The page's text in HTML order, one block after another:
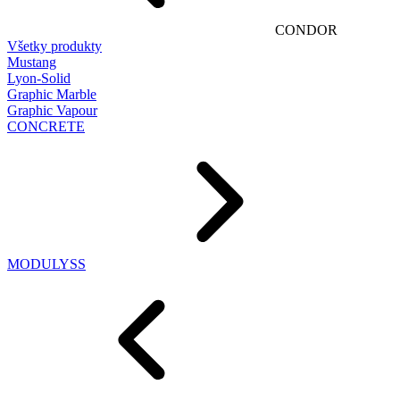
CONDOR
Všetky produkty
Mustang
Lyon-Solid
Graphic Marble
Graphic Vapour
CONCRETE
MODULYSS